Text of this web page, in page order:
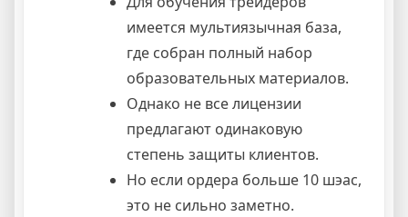
имеется мультиязычная база,
где собран полный набор
образовательных материалов.
Однако не все лицензии
предлагают одинаковую
степень защиты клиентов.
Но если ордера больше 10 шэас,
это не сильно заметно.